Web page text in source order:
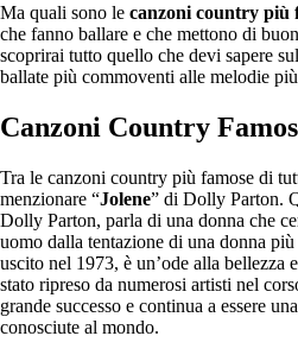
Ma quali sono le canzoni country più
che fanno ballare e che mettono di
scoprirai tutto quello che devi sapere
ballate più commoventi alle melodie
Canzoni Country
Tra le canzoni country più famose di
menzionare “Jolene” di Dolly Parton.
Dolly Parton, parla di una donna che
uomo dalla tentazione di una donna
uscito nel 1973, è un’ode alla bellezza
stato ripreso da numerosi artisti nel
grande successo e continua a essere
conosciute al mondo.